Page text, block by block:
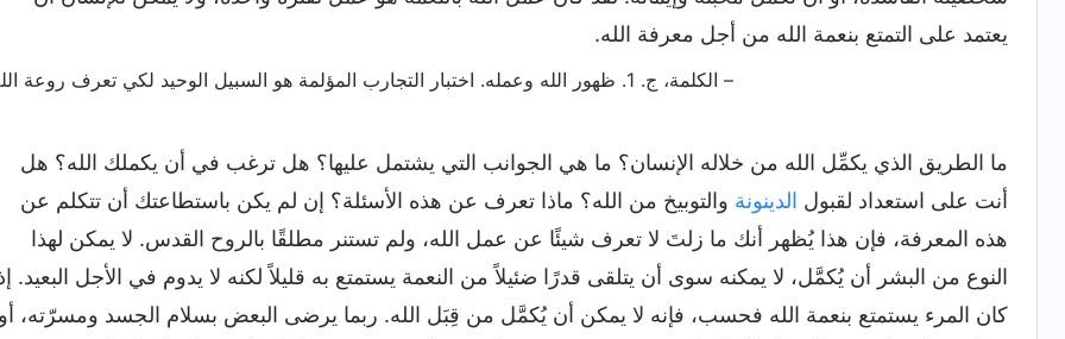
يعتمد على التمتع بنعمة الله من أجل معرفة الله.
– الكلمة، ج. 1. ظهور الله وعمله. اختبار التجارب المؤلمة هو السبيل الوحيد لكي تعرف روعة الله
ما الطريق الذي يكمِّل الله من خلاله الإنسان؟ ما هي الجوانب التي يشتمل عليها؟ هل ترغب في أن يكملك الله؟ هل
أنت على استعداد لقبول الدينونة والتوبيخ من الله؟ ماذا تعرف عن هذه الأسئلة؟ إن لم يكن باستطاعتك أن تتكلم عن
هذه المعرفة، فإن هذا يُظهر أنك ما زلتَ لا تعرف شيئًا عن عمل الله، ولم تستنر مطلقًا بالروح القدس. لا يمكن لهذا
النوع من البشر أن يُكمَّل، لا يمكنه سوى أن يتلقى قدرًا ضئيلاً من النعمة يستمتع به قليلاً لكنه لا يدوم في الأجل البعيد.
كان المرء يستمتع بنعمة الله فحسب، فإنه لا يمكن أن يُكمَّل من قِبَل الله. ربما يرضى البعض بسلام الجسد ومسرّته،